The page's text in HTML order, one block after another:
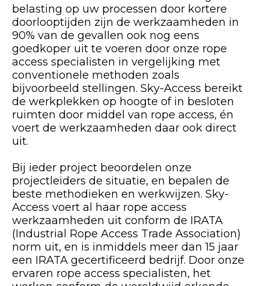
belasting op uw processen door kortere
doorlooptijden zijn de werkzaamheden in
90% van de gevallen ook nog eens
goedkoper uit te voeren door onze rope
access specialisten in vergelijking met
conventionele methoden zoals
bijvoorbeeld stellingen. Sky-Access bereikt
de werkplekken op hoogte of in besloten
ruimten door middel van rope access, én
voert de werkzaamheden daar ook direct
uit.
Bij ieder project beoordelen onze
projectleiders de situatie, en bepalen de
beste methodieken en werkwijzen. Sky-
Access voert al haar rope access
werkzaamheden uit conform de IRATA
(Industrial Rope Access Trade Association)
norm uit, en is inmiddels meer dan 15 jaar
een IRATA gecertificeerd bedrijf. Door onze
ervaren rope access specialisten, het